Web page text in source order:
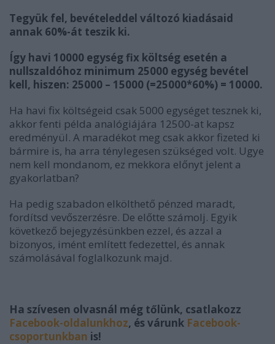
Tegyük fel, bevételeddel változó kiadásaid
annak 60%-át teszik ki.
Így havi 10000 egység fix költség esetén a
nullszaldóhoz minimum 25000 egység bevétel
kell, hiszen: 25000 – 15000 (=25000*60%) = 10000.
Ha havi fix költségeid csak 5000 egységet tesznek ki,
akkor fenti példa analógiájára 12500-at kapsz
eredményül. A maradékot meg csak akkor fizeted ki
bármire is, ha arra ténylegesen szükséged volt. Ugye
nem kell mondanom, ez mekkora előnyt jelent a
gyakorlatban?
Ha pedig szabadon elkölthető pénzed maradt,
fordítsd vevőszerzésre. De előtte számolj. Egyik
következő bejegyzésünkben ezzel, és azzal a
bizonyos, imént említett fedezettel, és annak
számolásával foglalkozunk majd.
Ha szívesen olvasnál még tőlünk, csatlakozz
Facebook-oldalunkhoz, és várunk Facebook-
csoportunkban is!